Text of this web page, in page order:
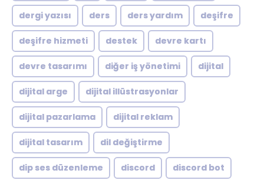
dergi yazısı ders ders yardım deşifre
deşifre hizmeti destek devre kartı
devre tasarımı diğer iş yönetimi dijital
dijital arge dijital illüstrasyonlar
dijital pazarlama dijital reklam
dijital tasarım dil değiştirme
dip ses düzenleme discord discord bot